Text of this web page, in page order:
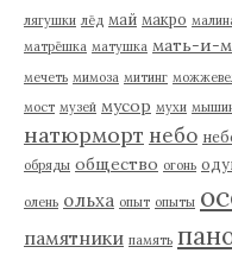
лягушки лёд май макро
матрёшка матушка мать-и-
мечеть мимоза митинг
мост музей мусор мухи
натюрморт небо
обряды общество огонь
олень ольха опыт опыты
памятники память